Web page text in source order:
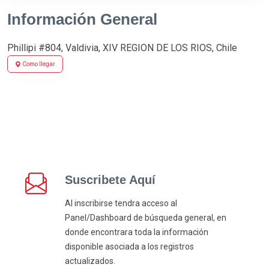
Información General
Phillipi #804, Valdivia, XIV REGION DE LOS RIOS, Chile
Como llegar
Suscribete Aquí
Al inscribirse tendra acceso al
Panel/Dashboard de búsqueda general, en
donde encontrara toda la información
disponible asociada a los registros
actualizados.